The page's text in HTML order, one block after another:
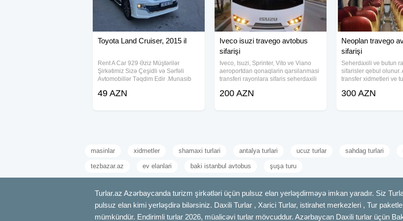
Toyota Land Cruiser, 2015 il
Rent A Car 929 Əziz Müştərilər
Şirkətimiz Sizə Çeşidli və Sərfəli
Avtomobillər Təqdim Edir .Munasib
teklif ediriki, Depozit yoxdur, 15
qiymetler
49 AZN
Iveco isuzi travego avtobus
sifarişi
Iveco, Isuzi, Sprinter, Vito ve Viano
aeroportdan qonaqlarin qarsilanmasi
transferi rayonlara sifaris seherdaxili
sirkete aiddir bu qiymete pula
200 AZN
Neoplan travego
sifarişi
Seherdaxili ve butun
sifarisler qebul olunur.
transfer xidmetleri ve
#Mercedes #S class
#Travego,
300 AZN
masinlar xidmetler shamaxi turlari antalya turlari ucuz turlar sahdag turlari
tezbazar.az ev elanlari baki istanbul avtobus şuşa turu
Turlar.az Azərbaycanda turizm şirkətləri üçün pulsuz elan yerləşdirməyə imkan yaradır. Siz
pulsuz elan kimi yerləşdirə bilərsiniz. Daxili Turlar , Xarici Turlar, istirahet merkezleri , Tur
mümkündür. Endirimli turlar 2026, müalicəvi turlar mövcuddur. Azərbaycan Daxili turlar üçün